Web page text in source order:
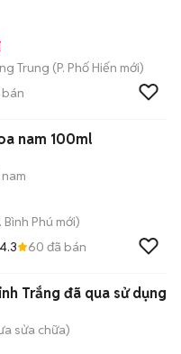
Trung (P. Phố Hiến mới)
nam 100ml
Bình Phú mới)
4.3 60 đã bán
Trắng đã qua sử dụng
sửa chữa)